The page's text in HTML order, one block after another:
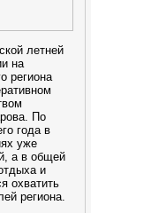
летней
на
региона
По
года в
уже
а в общей
и
охватить
региона.